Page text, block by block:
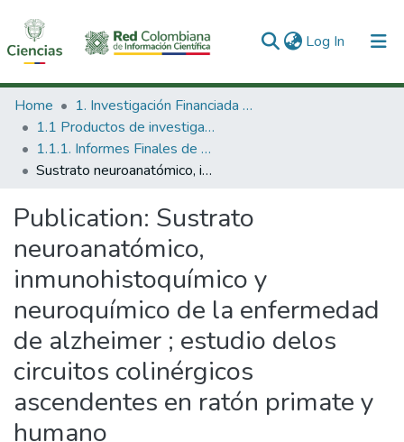
Log In (current)
Communities & Collections
All of DSpace
Statistics
Home
1. Investigación Financiada con Recursos Públicos
1.1 Productos de investigación
1.1.1. Informes Finales de Proyectos de Investigación
Sustrato neuroanatómico, inmunohistoquímico y neuroquímico de la enfermedad de alzheimer ; estudio delos circuitos colinérgicos ascendentes en ratón primate y humano
Publication: Sustrato
neuroanatómico,
inmunohistoquímico y
neuroquímico de la enfermedad
de alzheimer ; estudio delos
circuitos colinérgicos
ascendentes en ratón primate y
humano